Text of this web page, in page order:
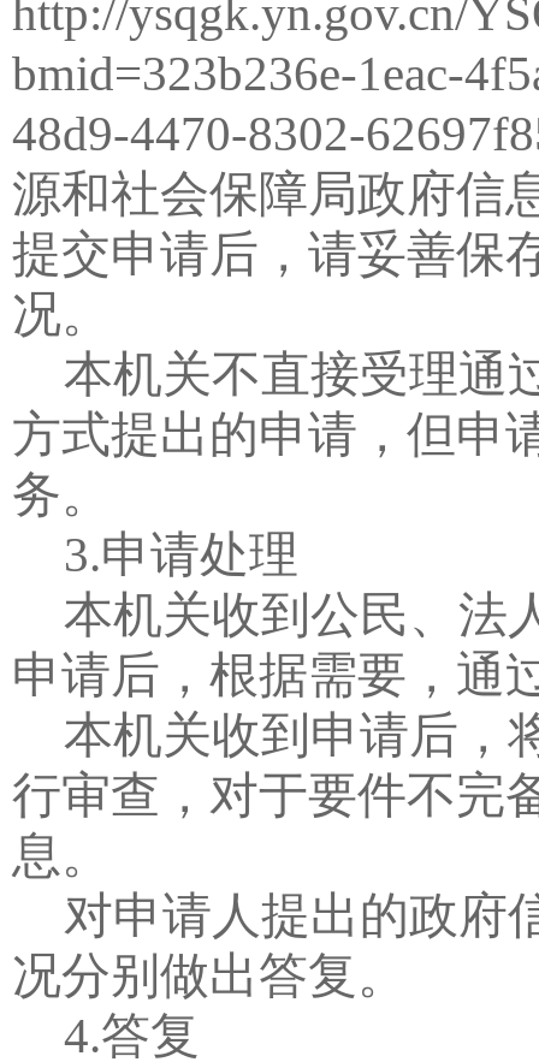
http://ysqgk.yn.gov.cn/
bmid=323b236e-1eac-
48d9-4470-8302-
源和社会保障局政府信
提交申请后，请妥善保
况。
本机关不直接受理通
方式提出的申请，但申
务。
3.申请处理
本机关收到公民、法
申请后，根据需要，通
本机关收到申请后，
行审查，对于要件不完
息。
对申请人提出的政府
况分别做出答复。
4.答复